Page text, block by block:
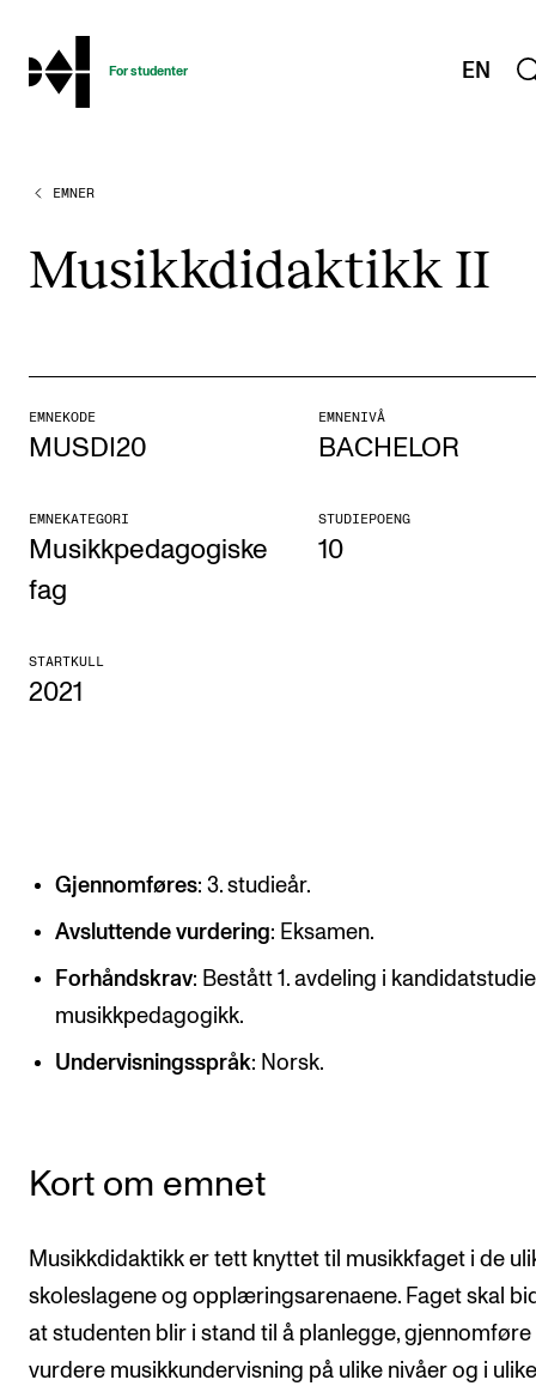
hjem
For studenter EN
STUDIENE
Studieplaner og emner
Tilrettelegging og fritak
Timeplaner og undervisning
Valgemner
KONSERTER
PRAKTISK
Canvas
IT og digitale tjenester
Sibelius – Notation Software
Rom, bygg, saler og studio
STUDENTLIV
Utveksling og reiser
EMNER
Musikk­di­dak­tikk II
EMNEKODE
MUSDI20
EMNENIVÅ
BACHELOR
EMNEKATEGORI
Musikkpedagogiske
fag
STUDIEPOENG
10
STARTKULL
2021
Gjennomføres: 3. studieår.
Avsluttende vurdering: Eksamen.
Forhåndskrav: Bestått 1. avdeling i
musikkpedagogikk.
Undervisningsspråk: Norsk.
Kort om emnet
Musikkdidaktikk er tett knyttet til musikkfaget i de
skoleslagene og opplæringsarenaene. Faget skal
at studenten blir i stand til å planlegge, gjennomføre
vurdere musikkundervisning på ulike nivåer og i ulike